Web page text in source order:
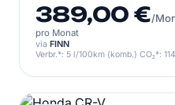
389,00 €/
pro Monat
via FINN
Verbr.*: 5 l/100km (komb.) CO₂*: